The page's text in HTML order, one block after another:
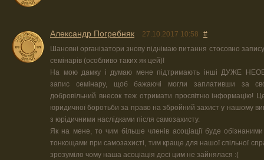
Александр Погребняк 27.10.2017 10:58
#
Шановні організатори знову піднімаю питання стосовно
семінарів (особливо таких як цей)!
На мою дамку і думаю мене підтримають інші ДУЖЕ
запис семінару, щоб бажаючі могли заплативши за
добровільний внесок теж отримати просвітню інформацію!
юридичної боротьби за право на збройний захист у нашому
з юрідичними наслідками після самозахисту.
Як на мене, то чим більше членів асоціації буде
тонкощами при самозахисті, тим краще для нашої спільної
зрозуміло чому наша асоціація досі цим не зайнялася :(